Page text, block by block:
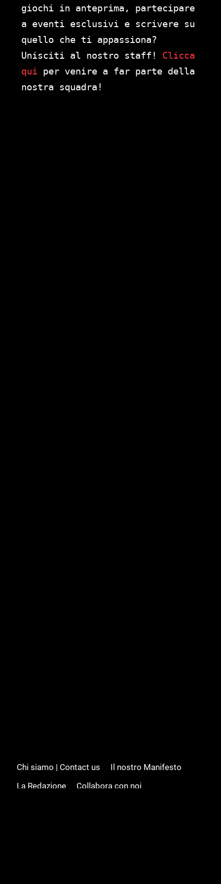
giochi in anteprima, partecipare
a eventi esclusivi e scrivere su
quello che ti appassiona?
Unisciti al nostro staff! Clicca
qui per venire a far parte della
nostra squadra!
Chi siamo | Contact us
Il nostro Manifesto
La Redazione
Collabora con noi